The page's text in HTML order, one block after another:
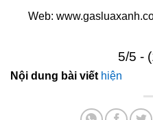
Web:
5/5 -
Nội dung bài viết hiện